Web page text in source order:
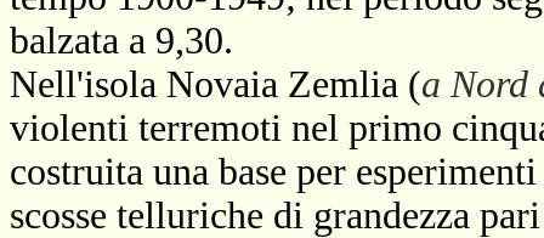
balzata a 9,30.
Nell'isola Novaia Zemlia (a Nord
violenti terremoti nel primo
costruita una base per
scosse telluriche di grandezza